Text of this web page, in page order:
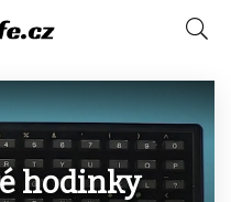
hodinky